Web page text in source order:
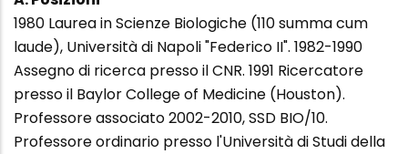
1980 Laurea in Scienze Biologiche (110 summa cum
laude), Università di Napoli "Federico II". 1982-1990
Assegno di ricerca presso il CNR. 1991 Ricercatore
presso il Baylor College of Medicine (Houston).
Professore associato 2002-2010, SSD BIO/10.
Professore ordinario presso l'Università di Studi della